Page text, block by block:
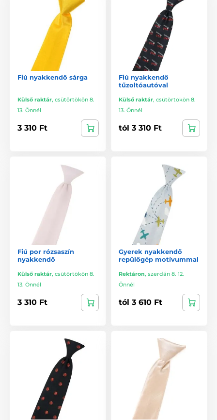
Fiú nyakkendő sárga
Külső raktár, csütörtökön 8.
13. Önnél
3 310 Ft
Fiú nyakkendő
tűzoltóautóval
Külső raktár, csütörtökön 8.
13. Önnél
tól 3 310 Ft
Fiú por rózsaszín
nyakkendő
Külső raktár, csütörtökön 8.
13. Önnél
3 310 Ft
Gyerek nyakkendő
repülőgép motívummal
Rektáron, szerdán 8. 12.
Önnél
tól 3 610 Ft